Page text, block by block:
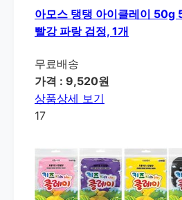
아모스 탱탱 아이클레이 50g
빨강 파랑 검정, 1개
무료배송
가격 : 9,520원
상품상세 보기
17